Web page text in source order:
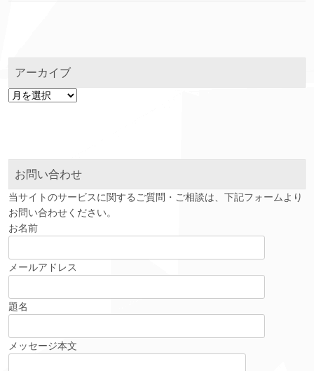
アーカイブ
ア
お問い合わせ
当サイトのサービスに関するご質問・ご相談は、下記フォームより
お問い合わせください。
お名前
メールアドレス
題名
メッセージ本文